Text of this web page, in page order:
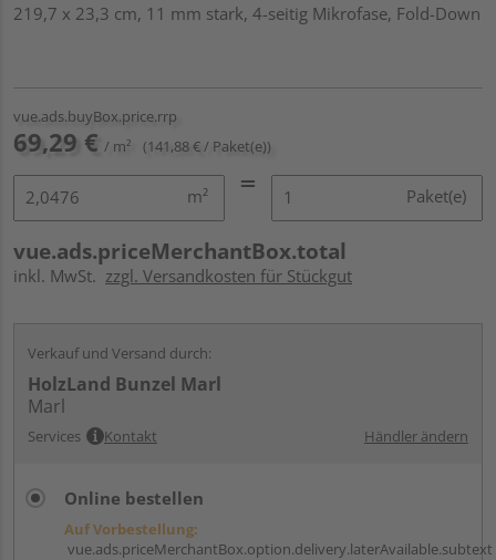
219,7 x 23,3 cm, 11 mm stark, 4-seitig Mikrofase, Fold-Down
vue.ads.buyBox.price.rrp
69,29 € / m² (141,88 € / Paket(e))
m² Paket(e)
vue.ads.priceMerchantBox.total
inkl. MwSt. zzgl. Versandkosten für Stückgut
Verkauf und Versand durch:
HolzLand Bunzel Marl
Marl
Services Kontakt Händler ändern
Online bestellen
Auf Vorbestellung:
vue.ads.priceMerchantBox.option.delivery.laterAvailable.subtext